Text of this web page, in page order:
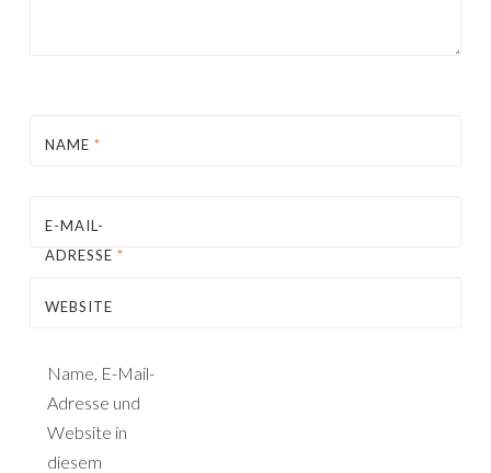
NAME *
E-MAIL-
ADRESSE *
WEBSITE
Name, E-Mail-
Adresse und
Website in
diesem